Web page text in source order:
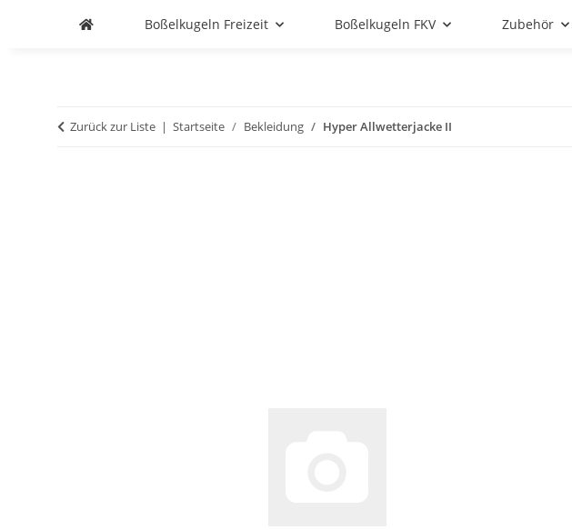
Boßelkugeln Freizeit Boßelkugeln FKV Zubehör
Zurück zur Liste Startseite Bekleidung Hyper Allwetterjacke II